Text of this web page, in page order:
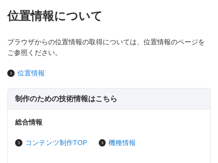
位置情報について
ブラウザからの位置情報の取得については、位置情報のページを
ご参照ください。
位置情報
制作のための技術情報はこちら
総合情報
コンテンツ制作TOP 機種情報